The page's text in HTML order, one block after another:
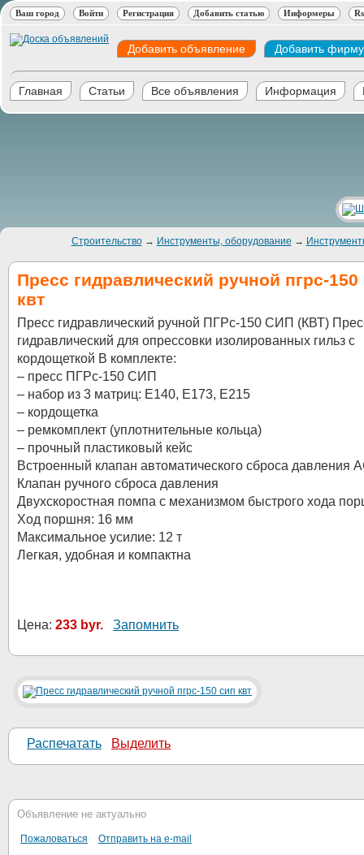
Ваш город Войти Регистрация Добавить статью Информеры
Добавить объявление Добавить фирму
Главная Статьи Все объявления Информация
Строительство→ Инструменты, оборудование →
Пресс гидравлический ручной пгрс-150
квт
Пресс гидравлический ручной ПГРс-150 СИП (КВТ)
гидравлический для опрессовки изолированных гильз с
кордощеткой В комплекте:
– пресс ПГРс-150 СИП
– набор из 3 матриц: Е140, Е173, Е215
– кордощетка
– ремкомплект (уплотнительные кольца)
– прочный пластиковый кейс
Встроенный клапан автоматического сброса давления
Клапан ручного сброса давления
Двухскоростная помпа с механизмом быстрого хода
Ход поршня: 16 мм
Максимальное усилие: 12 т
Легкая, удобная и компактна
Цена: 233 byr. Запомнить
Распечатать Выделить
Объявление не актуально
Пожаловаться Отправить на e-mail